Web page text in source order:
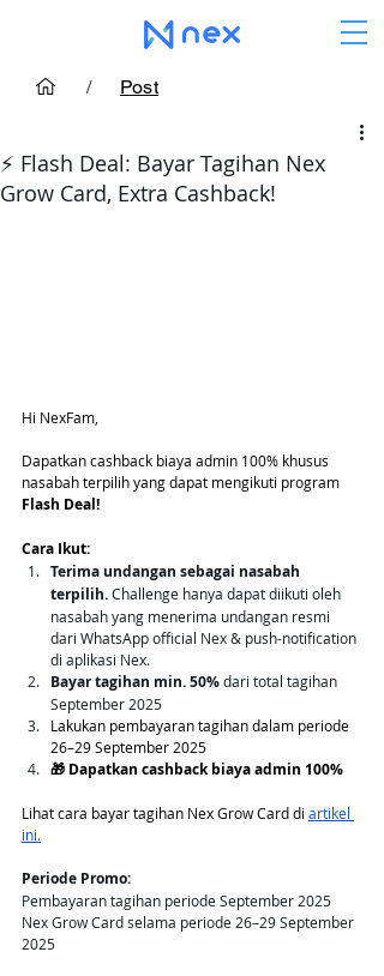
/ Post
⚡️ Flash Deal: Bayar Tagihan Nex
Grow Card, Extra Cashback!
Hi NexFam,
Dapatkan cashback biaya admin 100% khusus
nasabah terpilih yang dapat mengikuti program
Flash Deal!
Cara Ikut:
Terima undangan sebagai nasabah
terpilih. Challenge hanya dapat diikuti oleh
nasabah yang menerima undangan resmi
dari WhatsApp official Nex & push-notification
di aplikasi Nex.
Bayar tagihan min. 50% dari total tagihan
September 2025
Lakukan pembayaran tagihan dalam periode
26–29 September 2025
🎁 Dapatkan cashback biaya admin 100%
Lihat cara bayar tagihan Nex Grow Card di artikel
ini.
Periode Promo:
Pembayaran tagihan periode September 2025
Nex Grow Card selama periode 26–29 September
2025